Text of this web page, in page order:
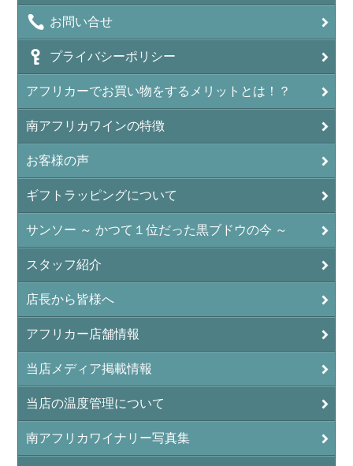
お問い合せ
プライバシーポリシー
アフリカーでお買い物をするメリットとは！？
南アフリカワインの特徴
お客様の声
ギフトラッピングについて
サンソー ～ かつて１位だった黒ブドウの今 ～
スタッフ紹介
店長から皆様へ
アフリカー店舗情報
当店メディア掲載情報
当店の温度管理について
南アフリカワイナリー写真集